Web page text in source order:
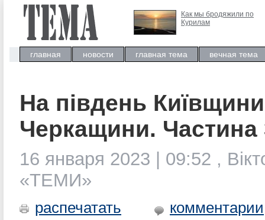
Как мы бродяжили по
Курилам
главная новости главная тема вечная тема
На південь Київщини
Черкащини. Частина
16 января 2023 | 09:52 ,
«ТЕМИ»
распечатать комментарии